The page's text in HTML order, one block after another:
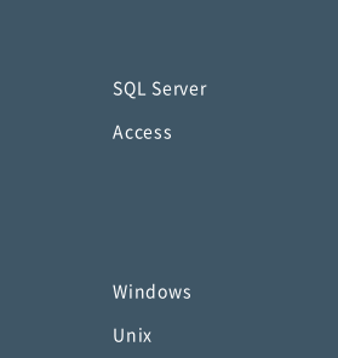
SQL Server
Access
Windows
Unix